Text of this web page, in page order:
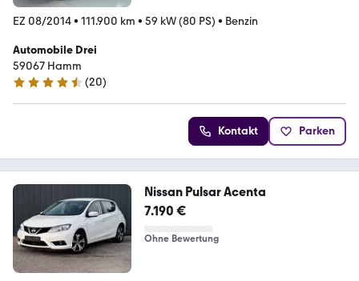
EZ 08/2014• 111.900 km • 59 kW (80 PS) • Benzin
Automobile Drei
59067 Hamm
4.7 Sterne
(20)
Kontakt Parken
Nissan Pulsar Acenta
7.190 €
Ohne Bewertung